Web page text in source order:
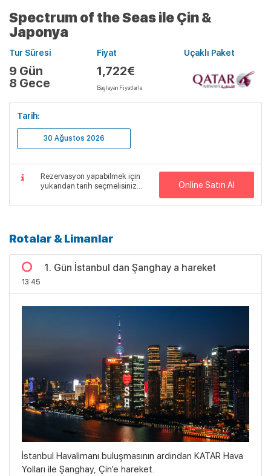
Spectrum of the Seas ile Çin &
Japonya
Tur Süresi
9 Gün
8 Gece
Fiyat
1,722€
Başlayan Fiyatlarla
Uçaklı Paket
Tarih:
30 Ağustos 2026
Rezervasyon yapabilmek için
yukarıdan tarih seçmelisiniz...
Online Satın Al
Rotalar & Limanlar
1. Gün İstanbul dan Şanghay a hareket
13:45
İstanbul Havalimanı buluşmasının ardından KATAR Hava
Yolları ile Şanghay, Çin’e hareket.